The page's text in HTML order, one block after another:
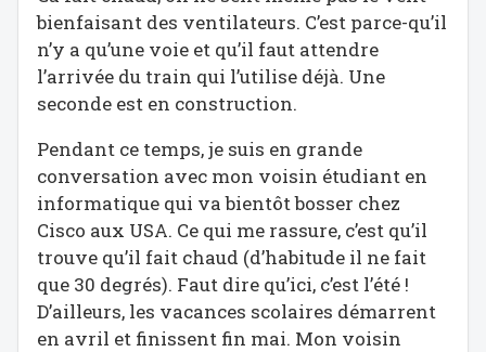
bienfaisant des ventilateurs. C’est parce-qu’il
n’y a qu’une voie et qu’il faut attendre
l’arrivée du train qui l’utilise déjà. Une
seconde est en construction.
Pendant ce temps, je suis en grande
conversation avec mon voisin étudiant en
informatique qui va bientôt bosser chez
Cisco aux USA. Ce qui me rassure, c’est qu’il
trouve qu’il fait chaud (d’habitude il ne fait
que 30 degrés). Faut dire qu’ici, c’est l’été !
D’ailleurs, les vacances scolaires démarrent
en avril et finissent fin mai. Mon voisin